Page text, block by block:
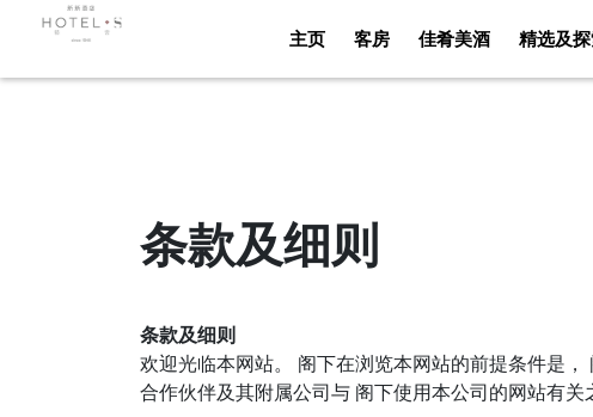
主页 客房 佳肴美酒 精选及
主页 客房
条款及细则
条款及细则
欢迎光临本网站。 阁下在浏览本网站的前提条件是
合作伙伴及其附属公司与 阁下使用本公司的网站有